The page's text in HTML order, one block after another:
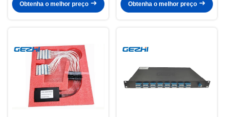
Obtenha o melhor preço
Obtenha o melhor preço